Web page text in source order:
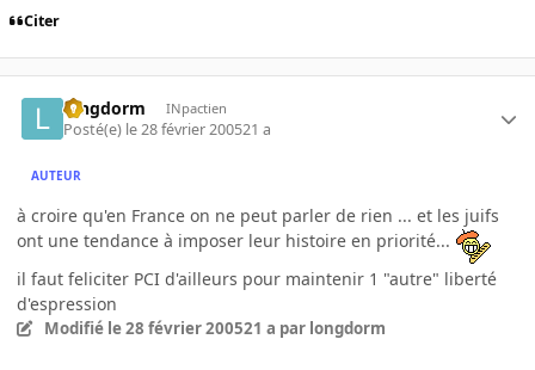
Citer
longdorm INpactien
Posté(e) le 28 février 200521 a
AUTEUR
à croire qu'en France on ne peut parler de rien ... et les juifs
ont une tendance à imposer leur histoire en priorité...
il faut feliciter PCI d'ailleurs pour maintenir 1 "autre" liberté
d'espression
Modifié le 28 février 200521 a par longdorm